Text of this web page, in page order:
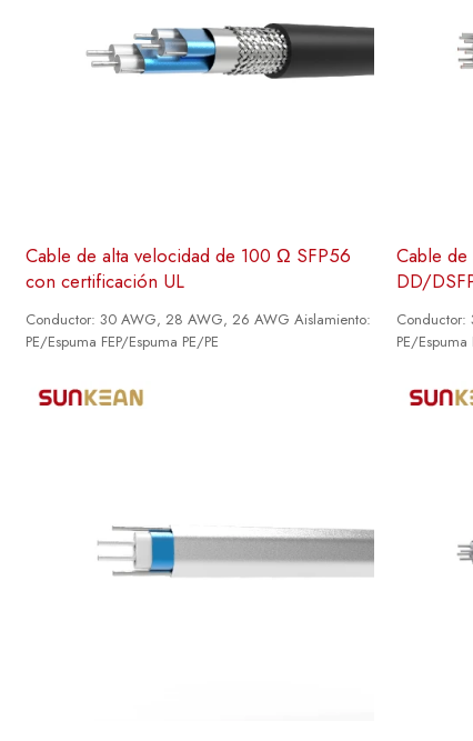
Cable de alta velocidad de 100 Ω SFP56
con certificación UL
Conductor: 30 AWG, 28 AWG, 26 AWG Aislamiento:
PE/Espuma FEP/Espuma PE/PE
Cable
DD/
PE/Espuma